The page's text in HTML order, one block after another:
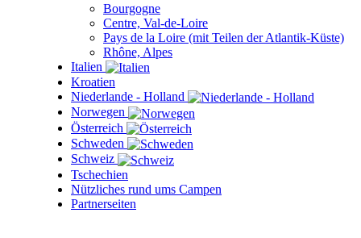
Bourgogne
Centre, Val-de-Loire
Pays de la Loire (mit Teilen der Atlantik-Küste)
Rhône, Alpes
Italien
Kroatien
Niederlande - Holland
Norwegen
Österreich
Schweden
Schweiz
Tschechien
Nützliches rund ums Campen
Partnerseiten